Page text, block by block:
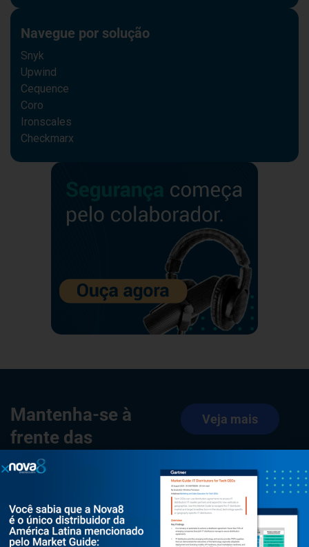
Navegue por solução
Snyk
Upwind
Cequence
Coro
Ironscales
Checkmarx
Mantenha-se à
frente das
ameaças
Explore nossos
materiais ricos em
insights como e-books,
Veja mais